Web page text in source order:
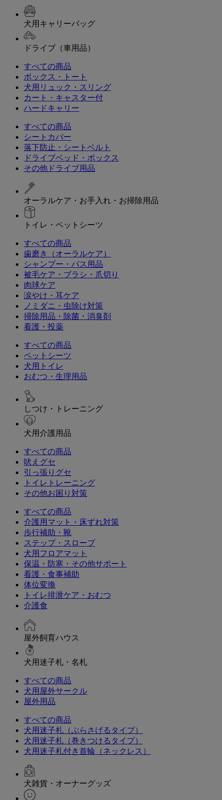
犬用キャリーバッグ
ドライブ（車用品）
すべての商品
ボックス・トート
犬用リュック・スリング
カート・キャスター付
ハードキャリー
すべての商品
シートカバー
落下防止・シートベルト
ドライブベッド・ボックス
その他ドライブ用品
オーラルケア・お手入れ・お掃除用品
トイレ・ペットシーツ
すべての商品
歯磨き（オーラルケア）
シャンプー・バス用品
被毛ケア・ブラシ・爪切り
肉球ケア
涙やけ・耳ケア
ノミダニ・虫除け対策
掃除用品・除菌・消臭剤
看護・投薬
すべての商品
ペットシーツ
犬用トイレ
おむつ・生理用品
しつけ・トレーニング
犬用介護用品
すべての商品
吠えグセ
引っ張りグセ
トイレトレーニング
その他お困り対策
すべての商品
介護用マット・床ずれ対策
歩行補助・靴
ステップ・スロープ
犬用フロアマット
保温・防寒・その他サポート
看護・食事補助
体位変換
トイレ排泄ケア・おむつ
介護食
屋外飼育ハウス
犬用迷子札・名札
すべての商品
犬用屋外サークル
屋外用品
すべての商品
犬用迷子札（ぶらさげるタイプ）
犬用迷子札（巻きつけるタイプ）
犬用迷子札付き首輪（ネックレス）
犬雑貨・オーナーグッズ